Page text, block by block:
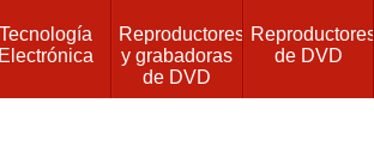
Tecnología
Electrónica
Reproductores
y grabadoras
de DVD
de DVD